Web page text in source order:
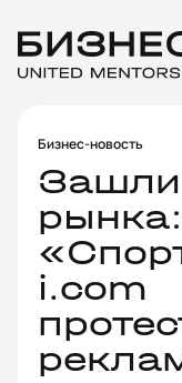
Бизнес-новость
рынка:
i.соm